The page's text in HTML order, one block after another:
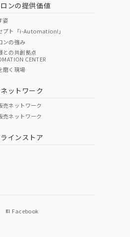
O
ンの提供価値
姿
プト「i-Automation!」
ンの強み
との共創拠点
CENTER
磨く現場
ットワーク
売ネットワーク
売ネットワーク
インストア
Facebook